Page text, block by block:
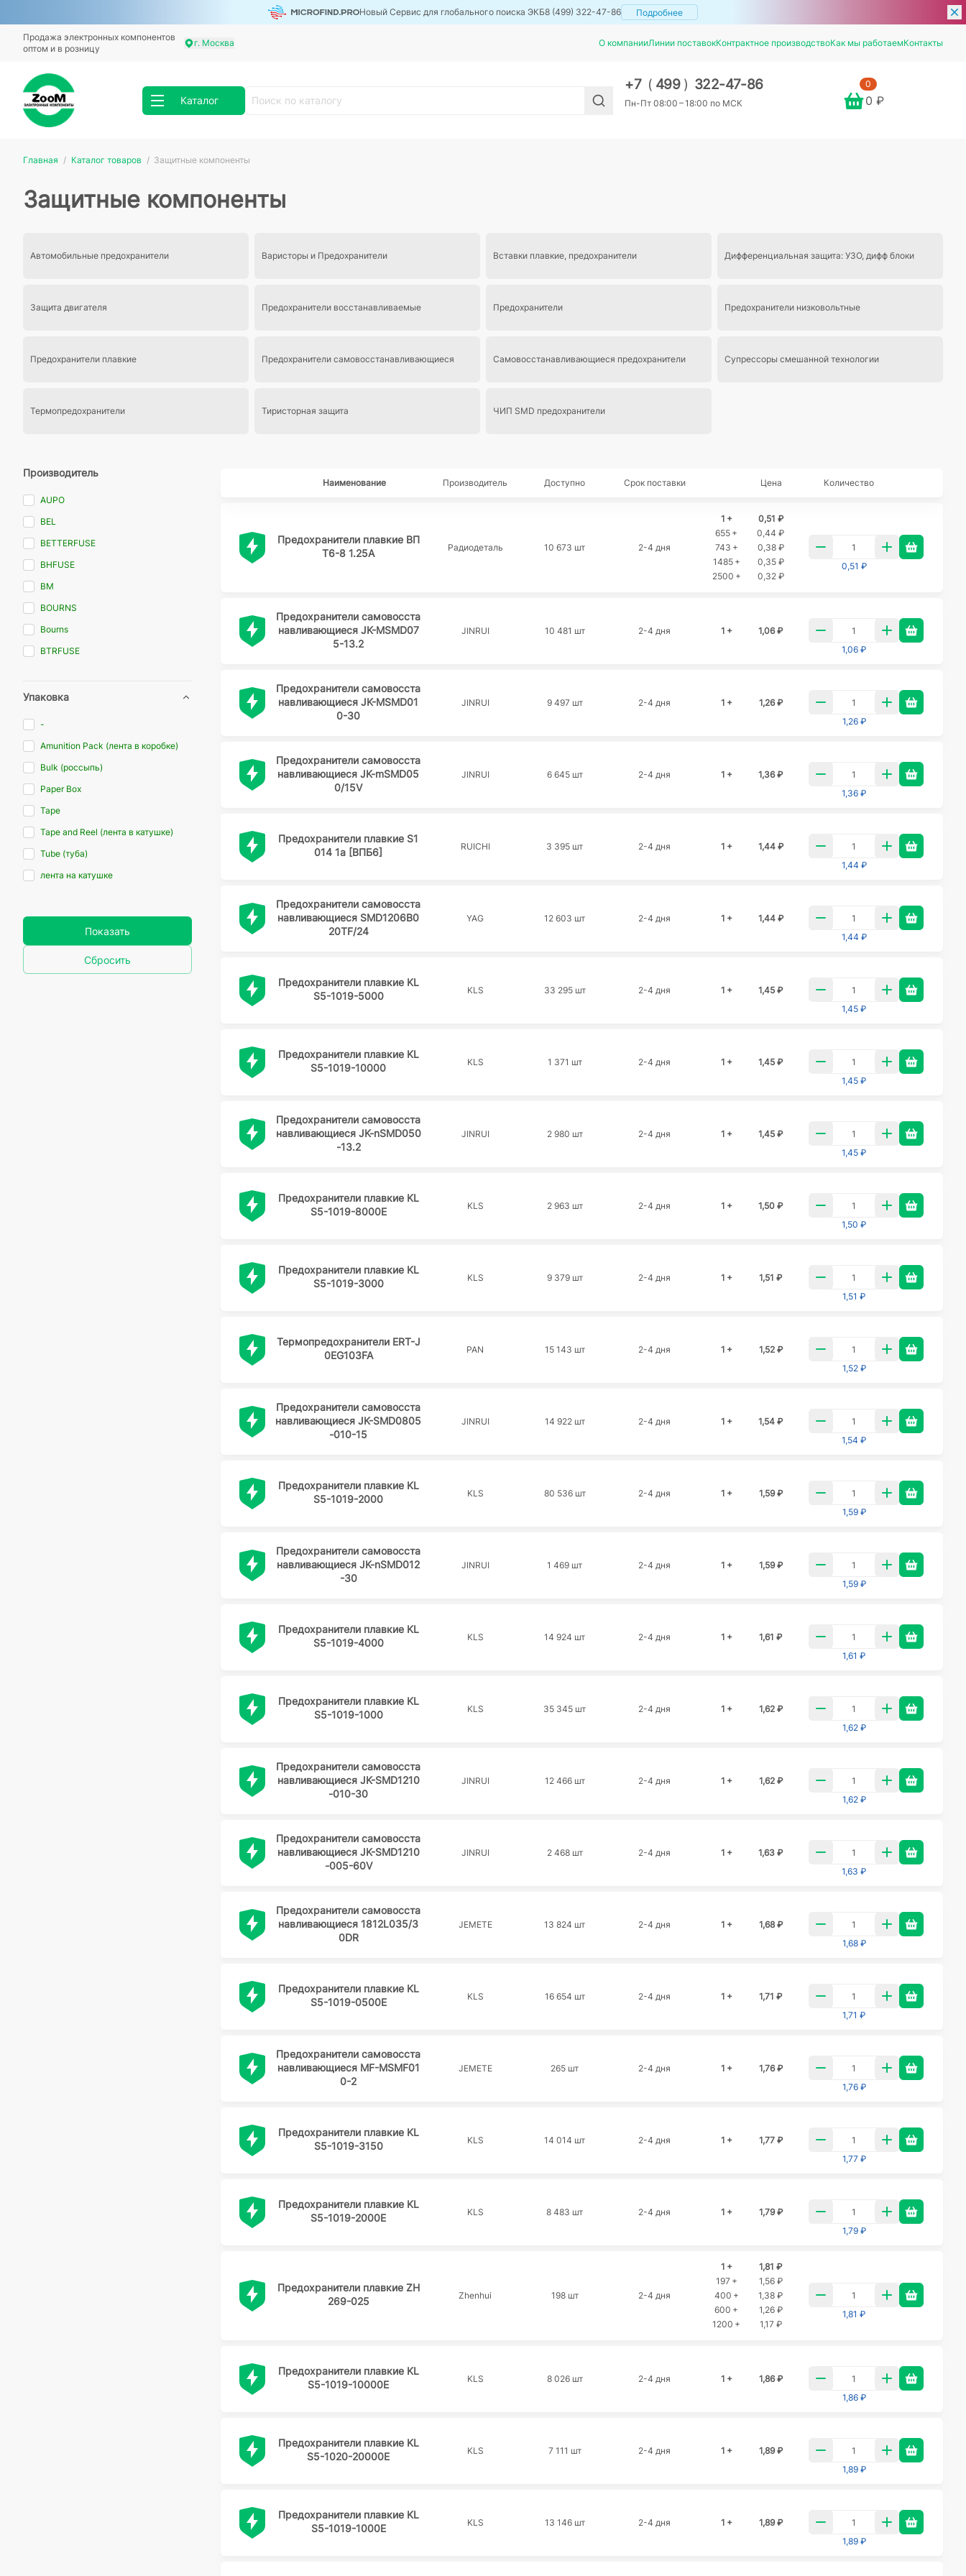
Новый Сервис для глобального поиска ЭКБ8 (499) 322-47-86 Подробнее
Продажа электронных компонентов
оптом и в розницу
г. Москва О компанииЛинии поставокКонтрактное производствоКак мы работаемКонтакты
Каталог
+7 ( 499 ) 322-47-86
Пн-Пт 08:00 – 18:00 по МСК
0
0 ₽
Главная Каталог товаров Защитные компоненты
Защитные компоненты
Автомобильные предохранители Варисторы и Предохранители Вставки плавкие, предохранители Дифференциальная защита: УЗО, дифф блоки
Защита двигателя Предохранители восстанавливаемые Предохранители Предохранители низковольтные
Предохранители плавкие Предохранители самовосстанавливающиеся Самовосстанавливающиеся предохранители Супрессоры смешанной технологии
Термопредохранители Тиристорная защита ЧИП SMD предохранители
Производитель
AUPO
BEL
BETTERFUSE
BHFUSE
BM
BOURNS
Bourns
BTRFUSE
CHINT
HING CHEUNG
Упаковка
-
Amunition Pack (лента в коробке)
Bulk (россыпь)
Paper Box
Tape
Tape and Reel (лента в катушке)
Tube (туба)
лента на катушке
россыпь в пакете
Показать
Сбросить
Наименование Производитель Доступно Срок поставки Цена Количество
Предохранители плавкие ВП
Т6-8 1.25А
Радиодеталь 10 673 шт 2-4 дня
1 +
0,51 ₽
655 +
0,44 ₽
743 +
0,38 ₽
1485 +
0,35 ₽
2500 +
0,32 ₽
0,51 ₽
Предохранители самовосста
навливающиеся JK-MSMD07
5-13.2
JINRUI 10 481 шт 2-4 дня 1 +
1,06 ₽
1,06 ₽
Предохранители самовосста
навливающиеся JK-MSMD01
0-30
JINRUI 9 497 шт 2-4 дня 1 +
1,26 ₽
1,26 ₽
Предохранители самовосста
навливающиеся JK-mSMD05
0/15V
JINRUI 6 645 шт 2-4 дня 1 +
1,36 ₽
1,36 ₽
Предохранители плавкие S1
014 1а [ВПБ6]
RUICHI 3 395 шт 2-4 дня 1 +
1,44 ₽
1,44 ₽
Предохранители самовосста
навливающиеся SMD1206B0
20TF/24
YAG 12 603 шт 2-4 дня 1 +
1,44 ₽
1,44 ₽
Предохранители плавкие KL
S5-1019-5000
KLS 33 295 шт 2-4 дня 1 +
1,45 ₽
1,45 ₽
Предохранители плавкие KL
S5-1019-10000
KLS 1 371 шт 2-4 дня 1 +
1,45 ₽
1,45 ₽
Предохранители самовосста
навливающиеся JK-nSMD050
-13.2
JINRUI 2 980 шт 2-4 дня 1 +
1,45 ₽
1,45 ₽
Предохранители плавкие KL
S5-1019-8000E
KLS 2 963 шт 2-4 дня 1 +
1,50 ₽
1,50 ₽
Предохранители плавкие KL
S5-1019-3000
KLS 9 379 шт 2-4 дня 1 +
1,51 ₽
1,51 ₽
Термопредохранители ERT-J
0EG103FA
PAN 15 143 шт 2-4 дня 1 +
1,52 ₽
1,52 ₽
Предохранители самовосста
навливающиеся JK-SMD0805
-010-15
JINRUI 14 922 шт 2-4 дня 1 +
1,54 ₽
1,54 ₽
Предохранители плавкие KL
S5-1019-2000
KLS 80 536 шт 2-4 дня 1 +
1,59 ₽
1,59 ₽
Предохранители самовосста
навливающиеся JK-nSMD012
-30
JINRUI 1 469 шт 2-4 дня 1 +
1,59 ₽
1,59 ₽
Предохранители плавкие KL
S5-1019-4000
KLS 14 924 шт 2-4 дня 1 +
1,61 ₽
1,61 ₽
Предохранители плавкие KL
S5-1019-1000
KLS 35 345 шт 2-4 дня 1 +
1,62 ₽
1,62 ₽
Предохранители самовосста
навливающиеся JK-SMD1210
-010-30
JINRUI 12 466 шт 2-4 дня 1 +
1,62 ₽
1,62 ₽
Предохранители самовосста
навливающиеся JK-SMD1210
-005-60V
JINRUI 2 468 шт 2-4 дня 1 +
1,63 ₽
1,63 ₽
Предохранители самовосста
навливающиеся 1812L035/3
0DR
JEMETE 13 824 шт 2-4 дня 1 +
1,68 ₽
1,68 ₽
Предохранители плавкие KL
S5-1019-0500E
KLS 16 654 шт 2-4 дня 1 +
1,71 ₽
1,71 ₽
Предохранители самовосста
навливающиеся MF-MSMF01
0-2
JEMETE 265 шт 2-4 дня 1 +
1,76 ₽
1,76 ₽
Предохранители плавкие KL
S5-1019-3150
KLS 14 014 шт 2-4 дня 1 +
1,77 ₽
1,77 ₽
Предохранители плавкие KL
S5-1019-2000E
KLS 8 483 шт 2-4 дня 1 +
1,79 ₽
1,79 ₽
Предохранители плавкие ZH
269-025
Zhenhui 198 шт 2-4 дня
1 +
1,81 ₽
197 +
1,56 ₽
400 +
1,38 ₽
600 +
1,26 ₽
1200 +
1,17 ₽
1,81 ₽
Предохранители плавкие KL
S5-1019-10000E
KLS 8 026 шт 2-4 дня 1 +
1,86 ₽
1,86 ₽
Предохранители плавкие KL
S5-1020-20000E
KLS 7 111 шт 2-4 дня 1 +
1,89 ₽
1,89 ₽
Предохранители плавкие KL
S5-1019-1000E
KLS 13 146 шт 2-4 дня 1 +
1,89 ₽
1,89 ₽